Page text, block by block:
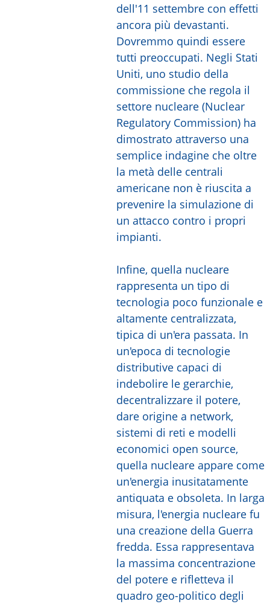
dell'11 settembre con effetti
ancora più devastanti.
Dovremmo quindi essere
tutti preoccupati. Negli Stati
Uniti, uno studio della
commissione che regola il
settore nucleare (Nuclear
Regulatory Commission) ha
dimostrato attraverso una
semplice indagine che oltre
la metà delle centrali
americane non è riuscita a
prevenire la simulazione di
un attacco contro i propri
impianti.
Infine, quella nucleare
rappresenta un tipo di
tecnologia poco funzionale e
altamente centralizzata,
tipica di un'era passata. In
un'epoca di tecnologie
distributive capaci di
indebolire le gerarchie,
decentralizzare il potere,
dare origine a network,
sistemi di reti e modelli
economici open source,
quella nucleare appare come
un'energia inusitatamente
antiquata e obsoleta. In larga
misura, l'energia nucleare fu
una creazione della Guerra
fredda. Essa rappresentava
la massima concentrazione
del potere e rifletteva il
quadro geo-politico degli